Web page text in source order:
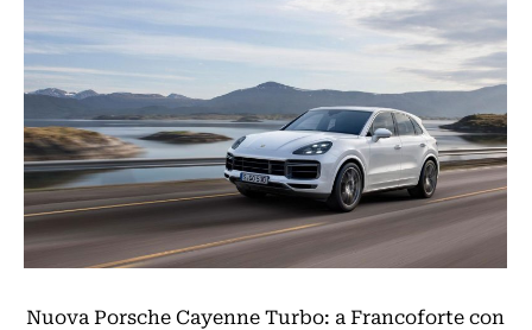
Nuova Porsche Cayenne Turbo: a Francoforte con